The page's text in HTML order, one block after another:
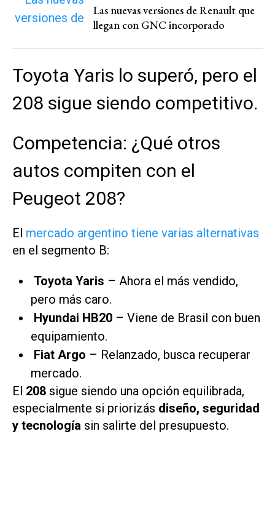
Las nuevas versiones de Renault que
llegan con GNC incorporado
Toyota Yaris lo superó, pero el
208 sigue siendo competitivo.
Competencia: ¿Qué otros
autos compiten con el
Peugeot 208?
El mercado argentino tiene varias alternativas
en el segmento B:
Toyota Yaris – Ahora el más vendido,
pero más caro.
Hyundai HB20 – Viene de Brasil con buen
equipamiento.
Fiat Argo – Relanzado, busca recuperar
mercado.
El 208 sigue siendo una opción equilibrada,
especialmente si priorizás diseño, seguridad
y tecnología sin salirte del presupuesto.